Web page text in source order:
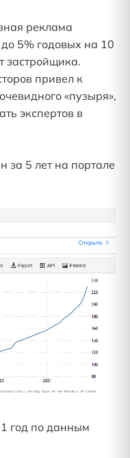
реклама
5% годовых на 10
застройщика.
привел к
«пузыря»,
экспертов в
за 5 лет на портале
год по данным